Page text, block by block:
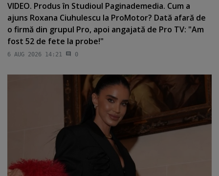
VIDEO. Produs în Studioul Paginademedia. Cum a
ajuns Roxana Ciuhulescu la ProMotor? Dată afară de
o firmă din grupul Pro, apoi angajată de Pro TV: "Am
fost 52 de fete la probe!"
6 AUG 2026 14:21 0